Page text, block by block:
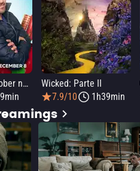
Elmo e Mark Rober na Oficina de Natal
Wicked: Parte II
7.9/10
1h39min